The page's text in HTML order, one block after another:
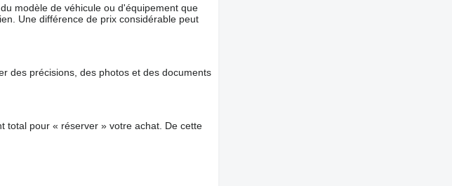
modèle de véhicule ou d'équipement que
Une différence de prix considérable peut
des précisions, des photos et des documents
total pour « réserver » votre achat. De cette